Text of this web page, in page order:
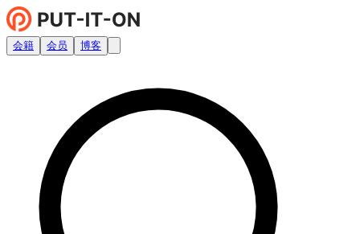
会籍 会员 博客